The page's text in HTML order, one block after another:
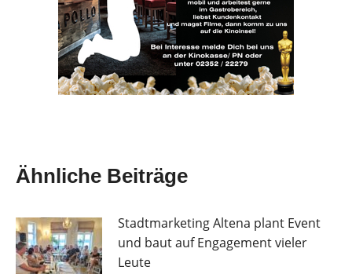
Ähnliche Beiträge
Stadtmarketing Altena plant Event
und baut auf Engagement vieler
Leute